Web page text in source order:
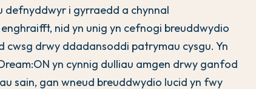
defnyddwyr i gyrraedd a chynnal
nid yn unig yn cefnogi breuddwydio
cwsg drwy ddadansoddi patrymau cysgu. Yn
yn cynnig dulliau amgen drwy ganfod
sain, gan wneud breuddwydio lucid yn fwy